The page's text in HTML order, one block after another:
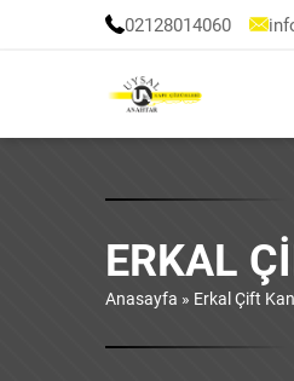
02128014060
ERKAL
Anasayfa » Erkal Çift